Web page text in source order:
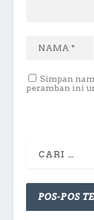
Simpan
peramban ini
POS-POS